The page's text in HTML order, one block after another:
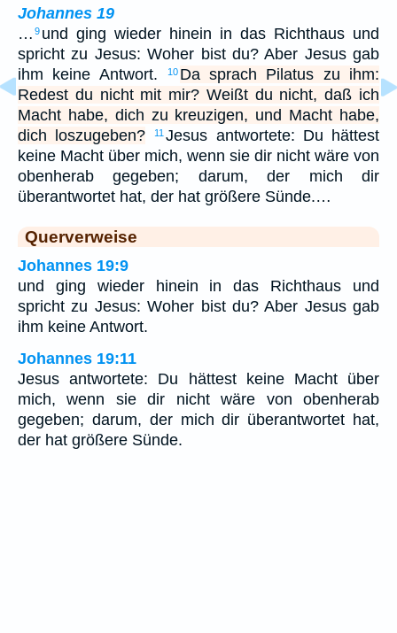
Johannes 19
… 9 und ging wieder hinein in das Richthaus und
spricht zu Jesus: Woher bist du? Aber Jesus gab
ihm keine Antwort.
10 Da sprach Pilatus zu ihm:
Redest du nicht mit mir? Weißt du nicht, daß ich
Macht habe, dich zu kreuzigen, und Macht habe,
dich loszugeben?
11 Jesus antwortete: Du hättest
keine Macht über mich, wenn sie dir nicht wäre von
obenherab gegeben; darum, der mich dir
überantwortet hat, der hat größere Sünde.…
Querverweise
Johannes 19:9
und ging wieder hinein in das Richthaus und
spricht zu Jesus: Woher bist du? Aber Jesus gab
ihm keine Antwort.
Johannes 19:11
Jesus antwortete: Du hättest keine Macht über
mich, wenn sie dir nicht wäre von obenherab
gegeben; darum, der mich dir überantwortet hat,
der hat größere Sünde.